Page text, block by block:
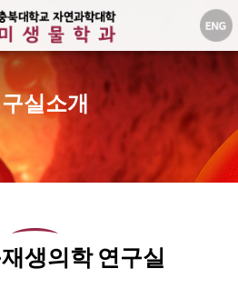
실소개
생의학 연구실